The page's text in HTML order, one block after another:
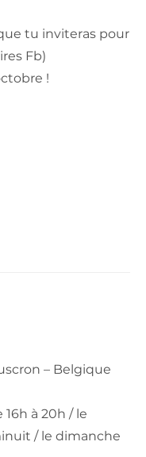
tu inviteras pour
Fb)
!
– Belgique
à 20h / le
/ le dimanche